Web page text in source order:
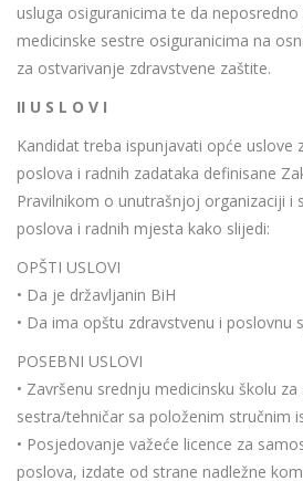
usluga osiguranicima te da neposredno
medicinske sestre osiguranicima na
za ostvarivanje zdravstvene zaštite.
II U S L O V I
Kandidat treba ispunjavati opće uslove
poslova i radnih zadataka definisane
Pravilnikom o unutrašnjoj organizaciji i
poslova i radnih mjesta kako slijedi:
OPŠTI USLOVI
• Da je državljanin BiH
• Da ima opštu zdravstvenu i poslovnu
POSEBNI USLOVI
• Završenu srednju medicinsku školu
sestra/tehničar sa položenim stručnim
• Posjedovanje važeće licence za
poslova, izdate od strane nadležne